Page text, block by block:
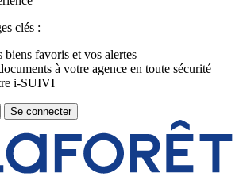
clés :
biens favoris et vos alertes
à votre agence en toute sécurité
i-SUIVI
Se connecter